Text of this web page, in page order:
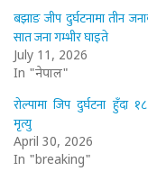
बझाङ जीप दुर्घटनामा तीन
सात जना गम्भीर घाइते
July 11, 2026
In "नेपाल"
रोल्पामा जिप दुर्घटना हुँदा
मृत्यु
April 30, 2026
In "breaking"